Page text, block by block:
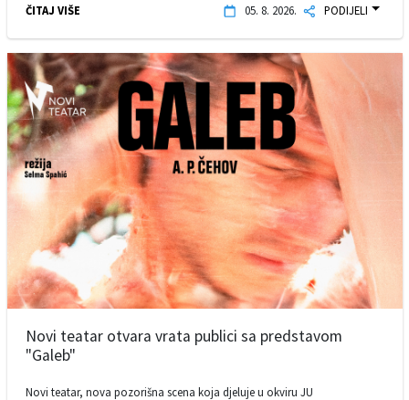
ČITAJ VIŠE 05. 8. 2026. PODIJELI
Novi teatar otvara vrata publici sa predstavom
"Galeb"
Novi teatar, nova pozorišna scena koja djeluje u okviru JU